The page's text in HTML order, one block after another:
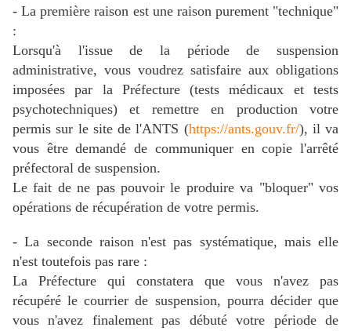
- La première raison est une raison purement "technique"
:
Lorsqu'à l'issue de la période de suspension
administrative, vous voudrez satisfaire aux obligations
imposées par la Préfecture (tests médicaux et tests
psychotechniques) et remettre en production votre
permis sur le site de l'ANTS (https://ants.gouv.fr/), il va
vous être demandé de communiquer en copie l'arrêté
préfectoral de suspension.
Le fait de ne pas pouvoir le produire va "bloquer" vos
opérations de récupération de votre permis.
- La seconde raison n'est pas systématique, mais elle
n'est toutefois pas rare :
La Préfecture qui constatera que vous n'avez pas
récupéré le courrier de suspension, pourra décider que
vous n'avez finalement pas débuté votre période de